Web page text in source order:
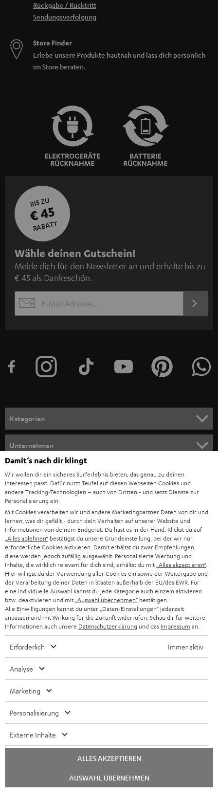
Rückgabe / Rücktritt
Sendungsverfolgung
Store Finder
Erlebe unsere Produkte hautnah und lass dich persönlich
im Store beraten.
BIS ZU
€ 45
RABATT
N
e
w
s
l
e
n
m
e
l
d
u
n
g
Wähle deinen Gutschein!
Melde dich für den Newsletter an und erhalte bis zu
€ 45 als Dankeschön.
EMAIL
JETZT
Kategorien
HEIMKINO-KOMPLETTANLAGEN
SOUNDBAR
STEREO
SMART HOME
BLUETOOTH-LAUTSPRECHER
KOPFHÖRER
BLUETOOTH-KOPFHÖRER
STEREOANLAGEN
LAUTSPRECHER
ULTIMA-SERIE
Unternehmen
KARRIERE
PRESSE & MARKETING
GESCHÄFTSKUNDEN
PARTNERPROGRAMM
BLOG
NEWSLETTER
STORES
UNSER MANAGEMENT
NACHHALTIGKEIT
UNSERE WERTE
BILDUNGSRABATT
BARRIEREFREIHEIT
Teufel Onlineshops
DEUTSCHLAND
ÖSTERREICH
SCHWEIZ
NIEDERLANDE
BELGIEN
FRANKREICH
SPANIEN
ITALIEN
USA
Technische Änderungen, Tippfehler und Irrtum vorbehalten. Das auf unseren
©2026 Lautsprecher Teufel GmbH - All rights reserved.
Damit‘s nach dir klingt
Wir wollen dir ein sicheres Surferlebnis bieten, das genau zu deinen
Interessen passt. Dafür nutzt Teufel auf diesen Webseiten Cookies und
andere Tracking-Technologien – auch von Dritten - und setzt Dienste zur
Personalisierung ein.
Mit Cookies verarbeiten wir und andere Marketingpartner Daten von dir und
lernen, was dir gefällt - durch dein Verhalten auf unserer Website und
Informationen von deinem Endgerät. Du hast es in der Hand: Klickst du auf
„Alles ablehnen“ bestätigst du unsere Grundeinstellung, bei der wir nur
erforderliche Cookies aktivieren. Damit erhältst du zwar Empfehlungen,
diese werden jedoch zufällig ausgewählt. Personalisierte Werbung und
Inhalte, die wirklich relevant für dich sind, erhältst du mit „Alles akzeptieren“.
Hier willigst du der Verwendung aller Cookies ein sowie der Weitergabe und
der Verarbeitung deiner Daten in Staaten außerhalb der EU/des EWR. Für
eine individuelle Auswahl kannst du jede Kategorie auch einzeln aktivieren
bzw. deaktivieren und mit „Auswahl übernehmen“ bestätigen.
Alle Einwilligungen kannst du unter „Daten-Einstellungen“ jederzeit
anpassen und mit Wirkung für die Zukunft widerrufen. Schau dir für weitere
Informationen auch unsere Datenschutzerklärung und das Impressum an.
Erforderlich Immer aktiv
Analyse
Marketing
Personalisierung
Externe Inhalte
ALLES AKZEPTIEREN
AUSWAHL ÜBERNEHMEN